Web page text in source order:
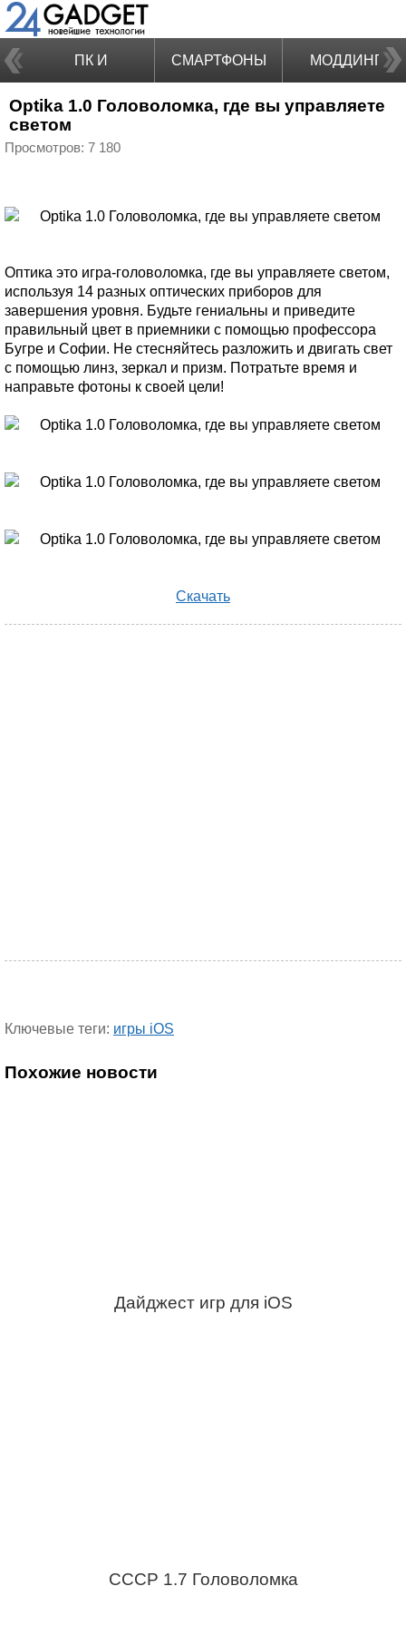
ПК И
НОУТБУКИ
СМАРТФОНЫ МОДДИНГ
Optika 1.0 Головоломка, где вы управляете
светом
Просмотров: 7 180
Оптика это игра-головоломка, где вы управляете светом,
используя 14 разных оптических приборов для
завершения уровня. Будьте гениальны и приведите
правильный цвет в приемники с помощью профессора
Бугре и Софии. Не стесняйтесь разложить и двигать свет
с помощью линз, зеркал и призм. Потратьте время и
направьте фотоны к своей цели!
Скачать
Ключевые теги: игры iOS
Похожие новости
Дайджест игр для iOS
СССР 1.7 Головоломка